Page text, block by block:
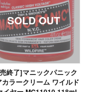
終了]マニックパニック
カラークリーム ワイルド